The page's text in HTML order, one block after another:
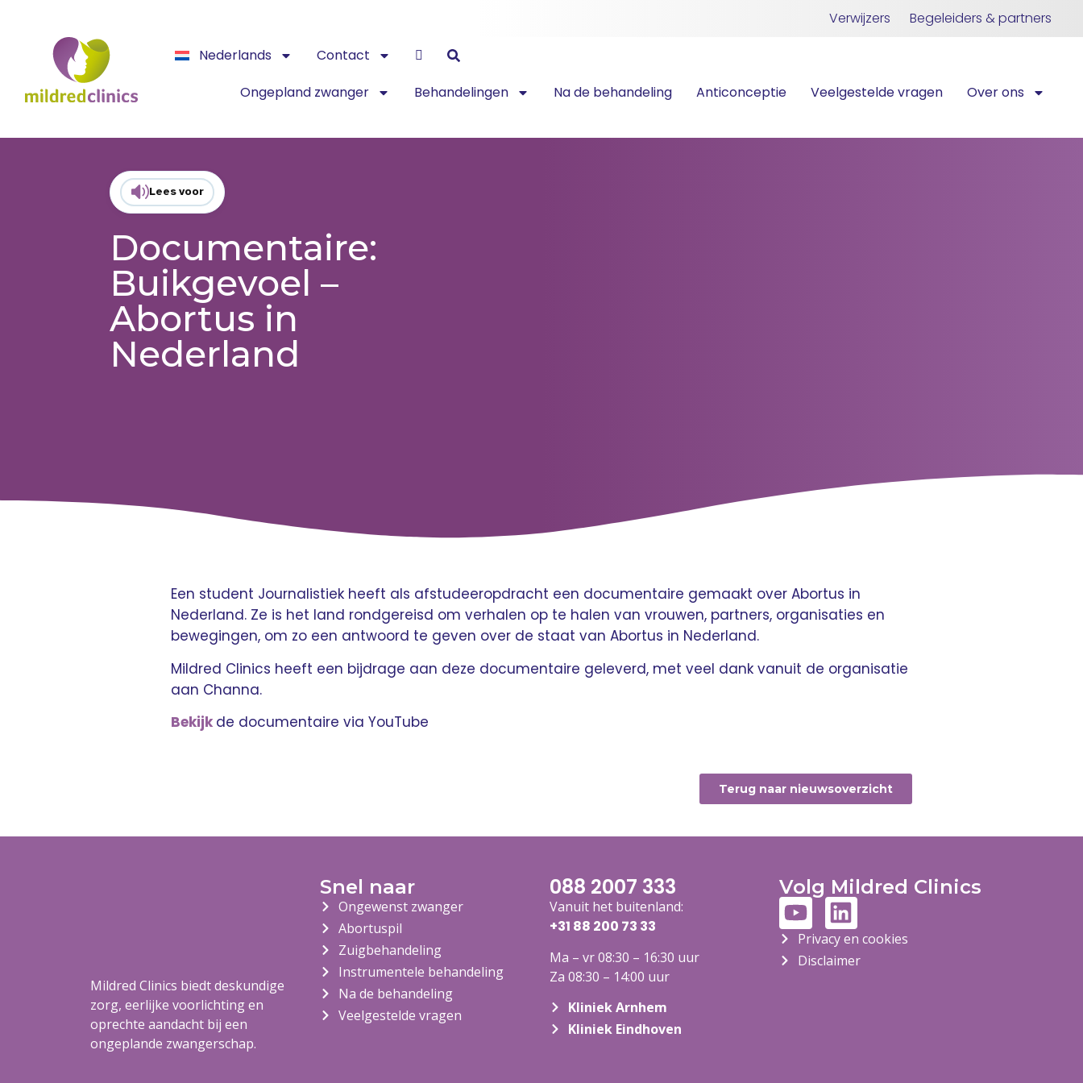
Verwijzers
Begeleiders & partners
Nederlands
Contact
Ongepland zwanger
Behandelingen Na de behandeling Anticonceptie Veelgestelde vragen Over ons
Lees voor
Documentaire:
Buikgevoel –
Abortus in
Nederland
Een student Journalistiek heeft als afstudeeropdracht een documentaire gemaakt over Abortus in
Nederland. Ze is het land rondgereisd om verhalen op te halen van vrouwen, partners, organisaties en
bewegingen, om zo een antwoord te geven over de staat van Abortus in Nederland.
Mildred Clinics heeft een bijdrage aan deze documentaire geleverd, met veel dank vanuit de organisatie
aan Channa.
Bekijk de documentaire via YouTube
Terug naar nieuwsoverzicht
Mildred Clinics biedt deskundige
zorg, eerlijke voorlichting en
oprechte aandacht bij een
ongeplande zwangerschap.
Snel naar
Ongewenst zwanger
Abortuspil
Zuigbehandeling
Instrumentele behandeling
Na de behandeling
Veelgestelde vragen
088 2007 333
Vanuit het buitenland:
+31 88 200 73 33
Ma – vr 08:30 – 16:30 uur
Za 08:30 – 14:00 uur
Kliniek Arnhem
Kliniek Eindhoven
Volg Mildred Clinics
Privacy en cookies
Disclaimer